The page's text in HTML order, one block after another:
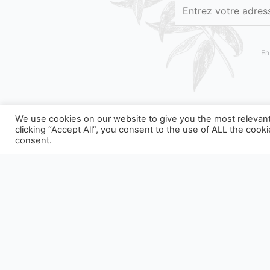
We use cookies on our website to give you the most
clicking “Accept All”, you consent to the use of ALL the
consent.